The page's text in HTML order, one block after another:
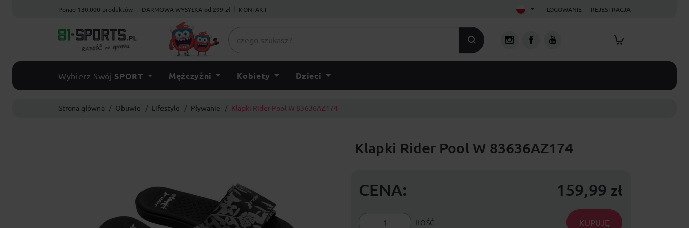
Ponad 130.000 produktów DARMOWA WYSYŁKA od 299 zł KONTAKT LOGOWANIE REJESTRACJA
Wybierz Swój SPORT Mężczyźni Kobiety Dzieci
Strona główna Obuwie Lifestyle Pływanie Klapki Rider Pool W 83636AZ174
Klapki Rider Pool W 83636AZ174
CENA: 159,99 zł
ILOŚĆ KUPUJĘ